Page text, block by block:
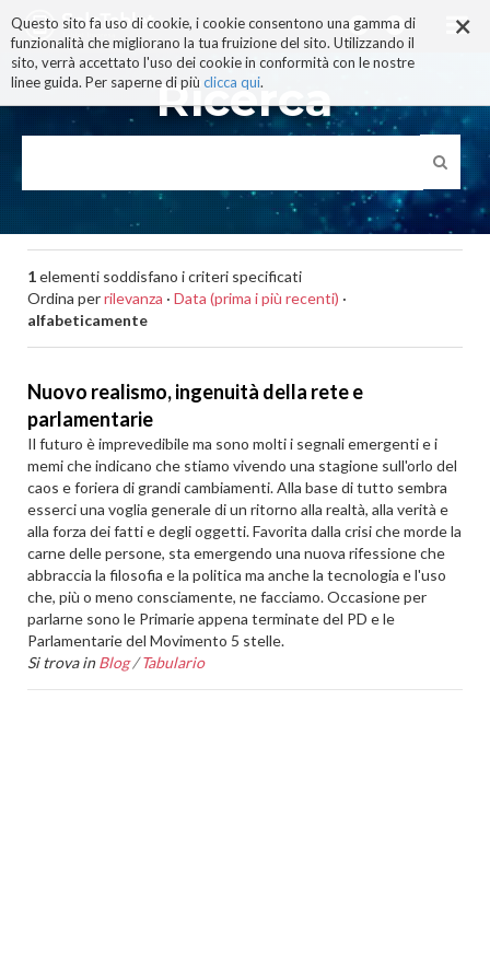
×
Questo sito fa uso di cookie, i cookie consentono una gamma di
funzionalità che migliorano la tua fruizione del sito. Utilizzando il
sito, verrà accettato l'uso dei cookie in conformità con le nostre
linee guida. Per saperne di più clicca qui.
ai
contenuti.
|
alla
navigazione
Ricerca
1elementi soddisfano i criteri specificati
Ordina perrilevanza · Data (prima i più recenti) ·
alfabeticamente
Nuovo realismo, ingenuità della rete e
parlamentarie
Il futuro è imprevedibile ma sono molti i segnali emergenti e i
memi che indicano che stiamo vivendo una stagione sull'orlo del
caos e foriera di grandi cambiamenti. Alla base di tutto sembra
esserci una voglia generale di un ritorno alla realtà, alla verità e
alla forza dei fatti e degli oggetti. Favorita dalla crisi che morde la
carne delle persone, sta emergendo una nuova rifessione che
abbraccia la filosofia e la politica ma anche la tecnologia e l'uso
che, più o meno consciamente, ne facciamo. Occasione per
parlarne sono le Primarie appena terminate del PD e le
Parlamentarie del Movimento 5 stelle.
Si trova in Blog /Tabulario